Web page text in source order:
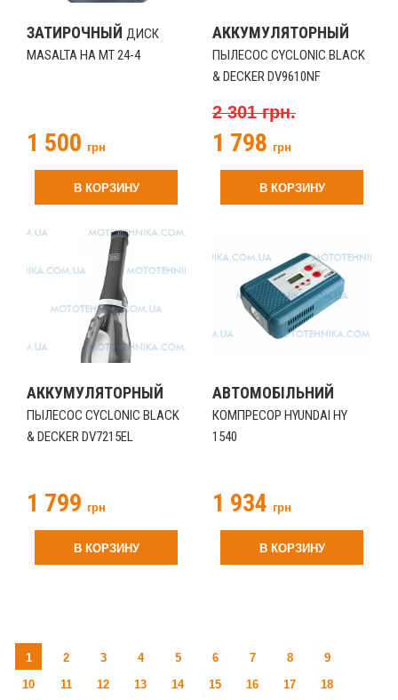
ЗАТИРОЧНЫЙ ДИСК
MASALTA НА MT 24-4
1 500 грн
В КОРЗИНУ
АККУМУЛЯТОРНЫЙ
ПЫЛЕСОС CYCLONIC BLACK
& DECKER DV9610NF
2 301 грн.
1 798 грн
В КОРЗИНУ
АККУМУЛЯТОРНЫЙ
ПЫЛЕСОС CYCLONIC BLACK
& DECKER DV7215EL
1 799 грн
В КОРЗИНУ
АВТОМОБІЛЬНИЙ
КОМПРЕСОР HYUNDAI HY
1540
1 934 грн
В КОРЗИНУ
1 2 3 4 5 6 7 8
9
10
11 12 13 14 15 16 17
18